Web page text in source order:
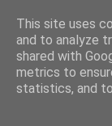
"Kvaka"
Časopis za
This site uses
and to analyze
shared with
metrics to
statistics, and